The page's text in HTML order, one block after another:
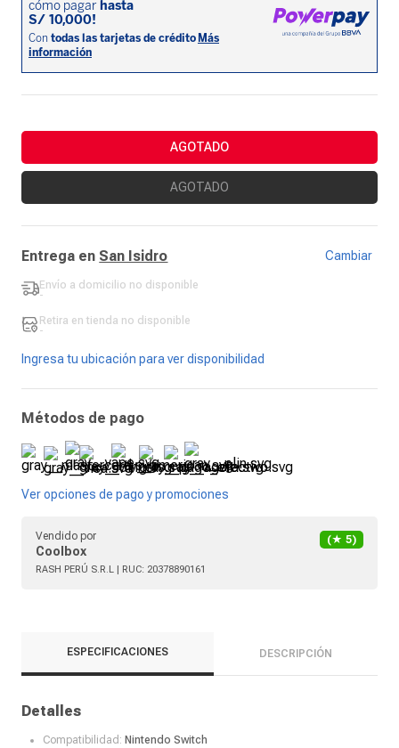
AGOTADO
AGOTADO
Entrega en San Isidro Cambiar
Envío a domicilio no disponible
-
Retira en tienda no disponible
-
Ingresa tu ubicación para ver disponibilidad
Métodos de pago
Ver opciones de pago y promociones
Vendido por
Coolbox
(★ 5)
RASH PERÚ S.R.L | RUC: 20378890161
ESPECIFICACIONES DESCRIPCIÓN
Detalles
Compatibilidad: Nintendo Switch